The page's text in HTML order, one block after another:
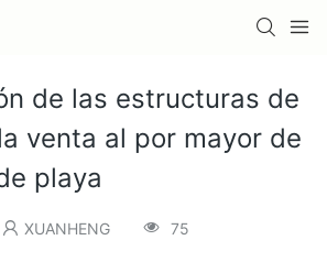
de las estructuras de
venta al por mayor de
playa
XUANHENG 75